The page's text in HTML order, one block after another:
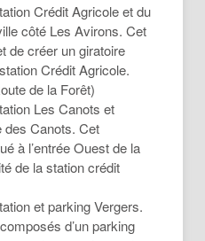
Crédit Agricole et du
côté Les Avirons. Cet
de créer un giratoire
Crédit Agricole.
de la Forêt)
Les Canots et
des Canots. Cet
à l’entrée Ouest de la
de la station crédit
et parking Vergers.
d’un parking